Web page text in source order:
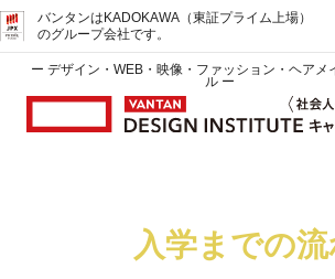
バンタンはKADOKAWA（東証プライム上場）
のグループ会社です。
ー デザイン・WEB・映像・ファッション・ヘアメ
ル ー
入学までの